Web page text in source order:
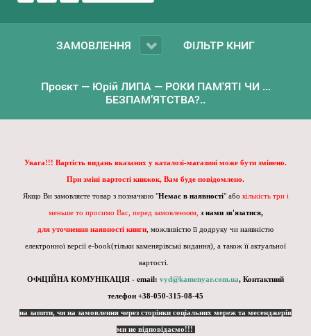
ЗАМОВЛЕННЯ ФІЛЬТР КНИГ
Проєкт — Юрій ЛИПА — РОКИ ПАМ'ЯТІ ЧИ ...
БЕЗПАМ’ЯТСТВА?..
Увага!!! Вартість видань вказаних у каталозі-магазині може бути змінено.
При зміні вартості книжок, Вам буде повідомлено.
Якщо Ви замовляєте товар з позначкою "Немає в наявності" або кількість три і
меньше то просимо Вас, перед замовленням, з нами зв'язатися,
для уточнення наявності книги , можливістю її додруку чи наявністю
електронної версії e-book(тільки каменярівські видання), а також її актуальної
вартості.
ОФіЦІЙНА КОМУНІКАЦІЯ - email: vyd@kamenyar.com.ua, Контактний
телефон +38-050-315-08-45
на запити, чи на замовлення через сторінки соціальних мереж та месенджерів
ми не відповідаємо!!!